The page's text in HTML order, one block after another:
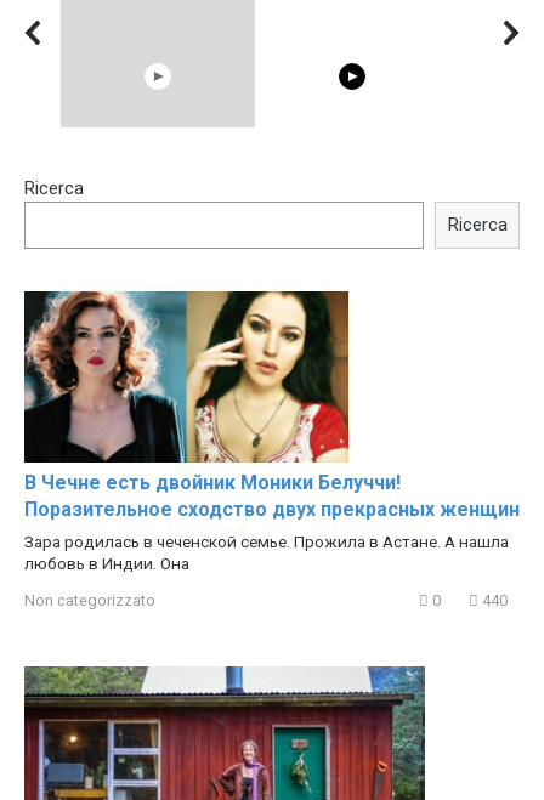
Trying BOLLYWOOD
Shocking illusion - Pretty
Ricerca
Ricerca
В Чечне есть двойник Моники Белуччи!
Поразительное сходство двух прекрасных женщин
Зара родилась в чеченской семье. Прожила в Астане. А нашла
любовь в Индии. Она
Non categorizzato 0 440